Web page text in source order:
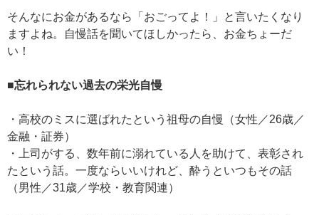
そんなにお金があるなら「おごってよ！」と言いたくなり
ますよね。自慢話を聞いてほしかったら、お金ちょーだ
い！
■忘れられない過去の栄光自慢
・高校のミスに選ばれたという祖母の自慢（女性／26歳／
金融・証券）
・上司がする、数年前に溺れている人を助けて、表彰され
たという話。一度ならいいけれど、酔うといつもその話
（男性／31歳／学校・教育関連）